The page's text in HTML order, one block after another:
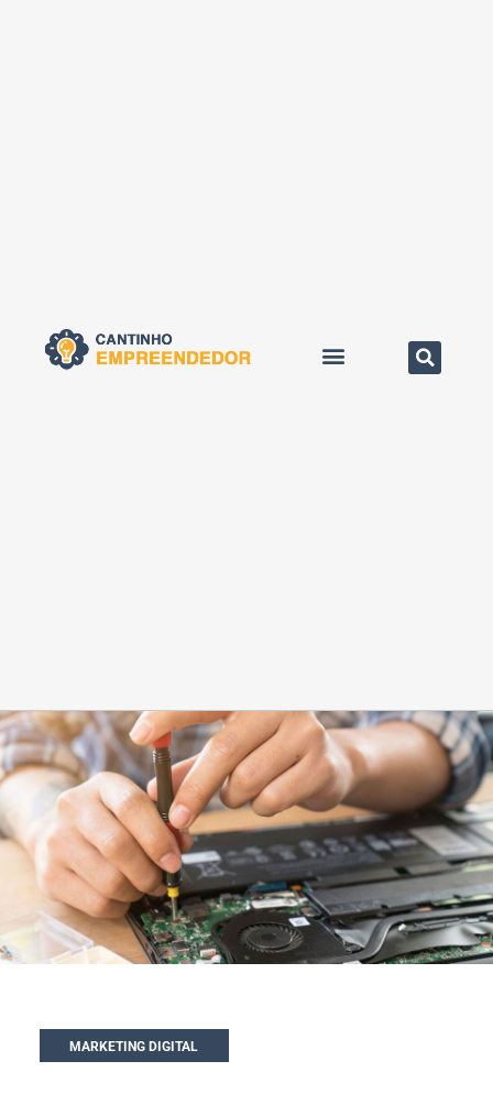
MARKETING DIGITAL